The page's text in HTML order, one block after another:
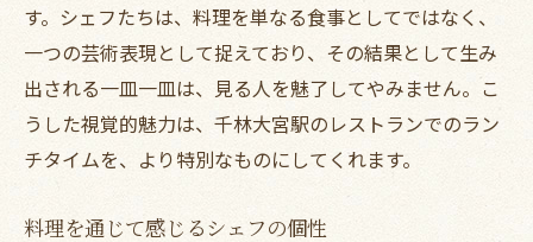
す。シェフたちは、料理を単なる食事としてではなく、
一つの芸術表現として捉えており、その結果として生み
出される一皿一皿は、見る人を魅了してやみません。こ
うした視覚的魅力は、千林大宮駅のレストランでのラン
チタイムを、より特別なものにしてくれます。
料理を通じて感じるシェフの個性